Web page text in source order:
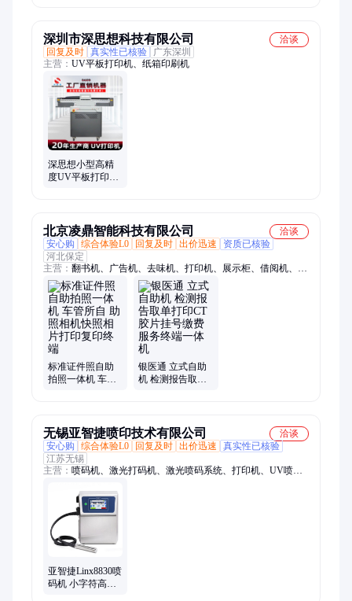
深圳市深思想科技有限公司
洽谈
回复及时 真实性已核验
广东深圳
主营： UV平板打印机、纸箱印刷机
深思想小型高精
度UV平板打印机
北京凌鼎智能科技有限公司
洽谈
安心购
综合体验L0 回复及时 出价迅速
资质已核验
河北保定
主营： 翻书机、广告机、去味机、打印机、展示柜、借阅机、教
学机、图书借阅、展柜投影、透明展柜、电子图书、液晶展柜、
智能便捷、全息展柜、酒店自助、投影全息、科技茶几、自助打
印、签名拍照、户外广告机
标准证件照自助
拍照一体机 车管
银医通 立式自助
机 检测报告取单
无锡亚智捷喷印技术有限公司
洽谈
安心购
综合体验L0 回复及时 出价迅速
真实性已核验
江苏无锡
主营： 喷码机、激光打码机、激光喷码系统、打印机、UV喷码
墨喷码机、打码机、彩色喷码机、防伪喷码机、高解析喷码机
亚智捷Linx8830喷
码机 小字符高清